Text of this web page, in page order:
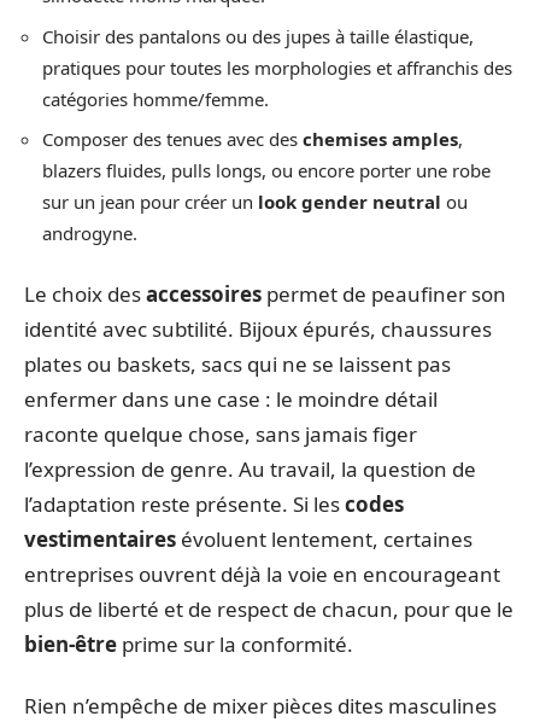
Choisir des pantalons ou des jupes à taille élastique,
pratiques pour toutes les morphologies et affranchis des
catégories homme/femme.
Composer des tenues avec des chemises amples,
blazers fluides, pulls longs, ou encore porter une robe
sur un jean pour créer un look gender neutral ou
androgyne.
Le choix desaccessoires permet de peaufiner son
identité avec subtilité. Bijoux épurés, chaussures
plates ou baskets, sacs qui ne se laissent pas
enfermer dans une case : le moindre détail
raconte quelque chose, sans jamais figer
l’expression de genre. Au travail, la question de
l’adaptation reste présente. Si lescodes
vestimentaires évoluent lentement, certaines
entreprises ouvrent déjà la voie en encourageant
plus de liberté et de respect de chacun, pour que le
bien-être prime sur la conformité.
Rien n’empêche de mixer pièces dites masculines